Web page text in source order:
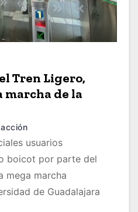
Tren Ligero,
marcha de la
usuarios
boicot por parte del
mega marcha
de Guadalajara